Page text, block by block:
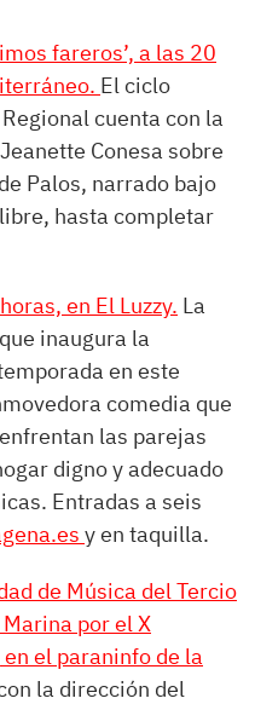
fareros’, a las 20
El ciclo
cuenta con la
Conesa sobre
Palos, narrado bajo
hasta completar
en El Luzzy. La
inaugura la
en este
comedia que
las parejas
digno y adecuado
Entradas a seis
y en taquilla.
de Música del Tercio
por el X
el paraninfo de la
la dirección del